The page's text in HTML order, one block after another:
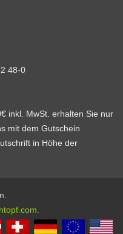
48-0
inkl. MwSt. erhalten Sie nur
mit dem Gutschein
in Höhe der